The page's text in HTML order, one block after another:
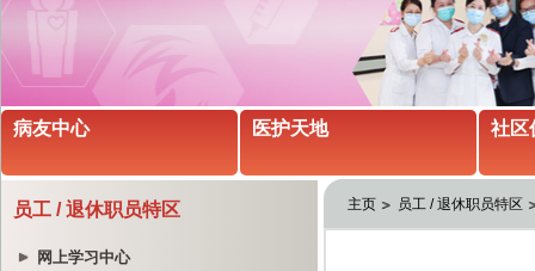
病友中心 医护天地 社区
员工 / 退休职员特区
网上学习中心
主页 员工 / 退休职员特区